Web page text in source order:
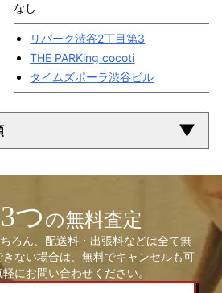
なし
リパーク渋谷2丁目第3
THE PARKing cocoti
タイムズポーラ渋谷ビル
▼
3つの無料査定
ろん、配送料・出張料などは全て無
ない場合は、無料でキャンセルも可
にお問い合わせください。